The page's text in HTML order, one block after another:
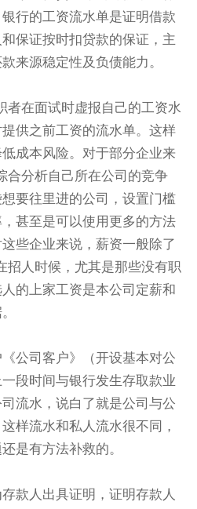
行的工资流水单是证明借款
保证按时扣贷款的保证，主
来源稳定性及负债能力。
者在面试时虚报自己的工资水
供之前工资的流水单。这样
成本风险。对于部分企业来
合分析自己所在公司的竞争
要往里进的公司，设置门槛
甚至是可以使用更多的方法
些企业来说，薪资一般除了
招人时候，尤其是那些没有职
的上家工资是本公司定薪和
公司客户》（开设基本对公
段时间与银行发生存取款业
流水，说白了就是公司与公
样流水和私人流水很不同，
是有方法补救的。
款人出具证明，证明存款人